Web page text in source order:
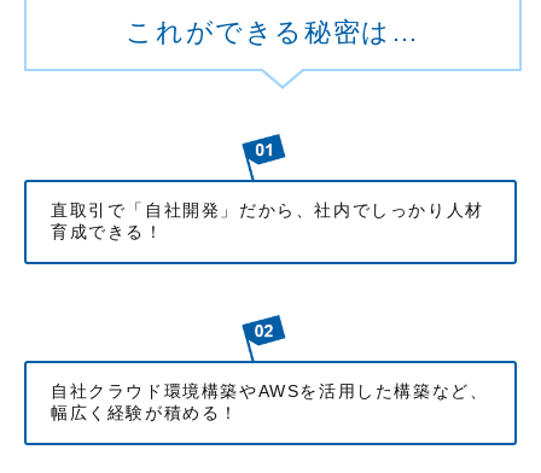
これができる秘密は…
直取引で「自社開発」だから、社内でしっかり人材
育成できる！
自社クラウド環境構築やAWSを活用した構築など、
幅広く経験が積める！